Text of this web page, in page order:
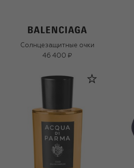
Солнцезащитные очки
46 400 ₽